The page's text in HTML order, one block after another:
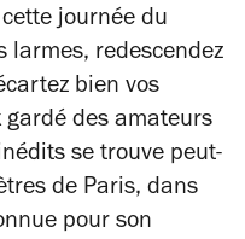
journée du
larmes, redescendez
bien vos
gardé des amateurs
se trouve peut-
de Paris, dans
pour son